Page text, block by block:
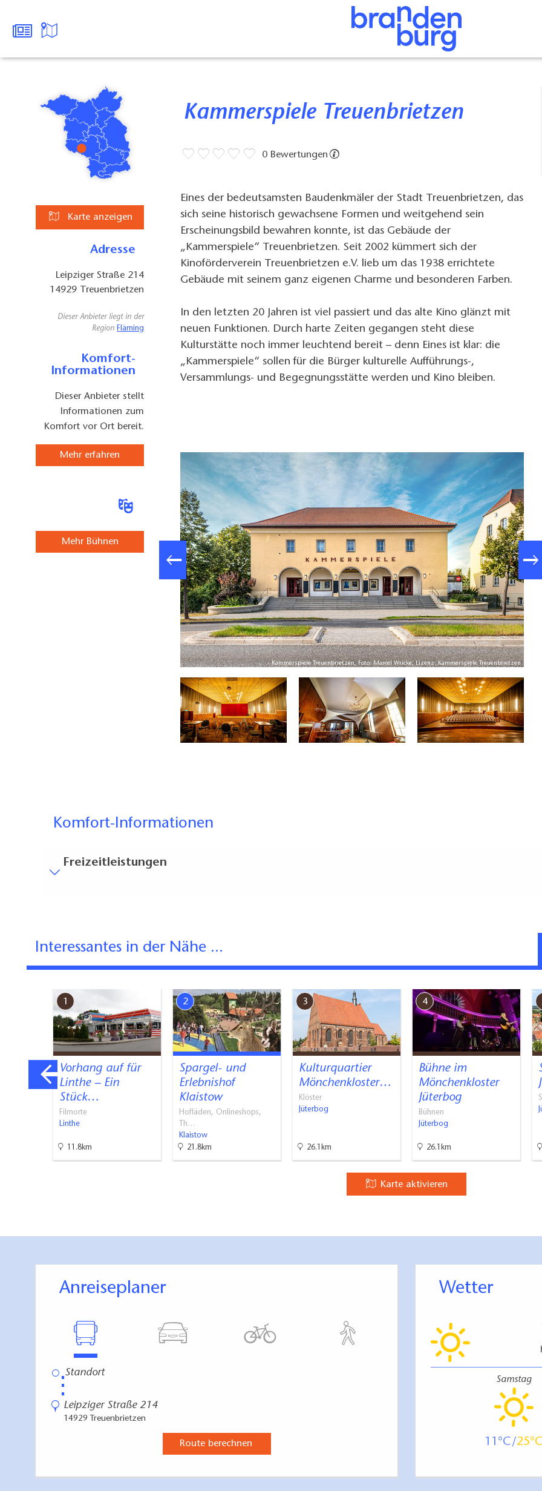
Karte anzeigen
Adresse
Leipziger Straße 214
14929 Treuenbrietzen
Dieser Anbieter liegt in der
Region Fläming
Komfort-
Informationen
Dieser Anbieter stellt
Informationen zum
Komfort vor Ort bereit.
Mehr erfahren
Mehr Bühnen
Kammerspiele Treuenbrietzen
0 Bewertungen
Eines der bedeutsamsten Baudenkmäler der Stadt Treuenbrietzen, das
sich seine historisch gewachsene Formen und weitgehend sein
Erscheinungsbild bewahren konnte, ist das Gebäude der
„Kammerspiele“ Treuenbrietzen. Seit 2002 kümmert sich der
Kinoförderverein Treuenbrietzen e.V. lieb um das 1938 errichtete
Gebäude mit seinem ganz eigenen Charme und besonderen Farben.
In den letzten 20 Jahren ist viel passiert und das alte Kino glänzt mit
neuen Funktionen. Durch harte Zeiten gegangen steht diese
Kulturstätte noch immer leuchtend bereit – denn Eines ist klar: die
„Kammerspiele“ sollen für die Bürger kulturelle Aufführungs-,
Versammlungs- und Begegnungsstätte werden und Kino bleiben.
Kammerspiele Treuenbrietzen, Foto: Marcel Wricke, Lizenz: Kammerspiele Treuenbrietzen
Komfort-Informationen
Freizeitleistungen
Interessantes in der Nähe ...
1
Vorhang auf für
Linthe – Ein
Stück…
Filmorte
Linthe
11.8km
2
Spargel- und
Erlebnishof
Klaistow
Hofläden, Onlineshops,
Th…
Klaistow
21.8km
3
Kulturquartier
Mönchenkloster…
Klöster
Jüterbog
26.1km
4
Bühne im
Mönchenkloster
Jüterbog
Bühnen
Jüterbog
26.1km
Karte aktivieren
Anreiseplaner
⋮
Leipziger Straße 214
14929 Treuenbrietzen
Route berechnen
Wetter
Samstag
11 25